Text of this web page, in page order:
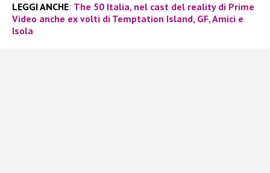
LEGGI ANCHE: The 50 Italia, nel cast del reality di Prime
Video anche ex volti di Temptation Island, GF, Amici e
Isola